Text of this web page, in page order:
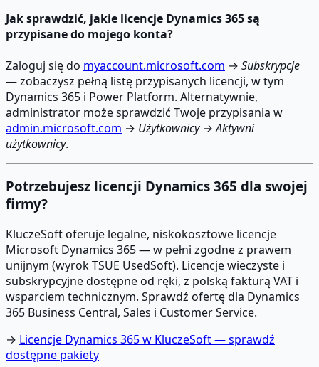
Jak sprawdzić, jakie licencje Dynamics 365 są
przypisane do mojego konta?
Zaloguj się do myaccount.microsoft.com → Subskrypcje
— zobaczysz pełną listę przypisanych licencji, w tym
Dynamics 365 i Power Platform. Alternatywnie,
administrator może sprawdzić Twoje przypisania w
admin.microsoft.com → Użytkownicy → Aktywni
użytkownicy.
Potrzebujesz licencji Dynamics 365 dla swojej
firmy?
KluczeSoft oferuje legalne, niskokosztowe licencje
Microsoft Dynamics 365 — w pełni zgodne z prawem
unijnym (wyrok TSUE UsedSoft). Licencje wieczyste i
subskrypcyjne dostępne od ręki, z polską fakturą VAT i
wsparciem technicznym. Sprawdź ofertę dla Dynamics
365 Business Central, Sales i Customer Service.
→ Licencje Dynamics 365 w KluczeSoft — sprawdź
dostępne pakiety